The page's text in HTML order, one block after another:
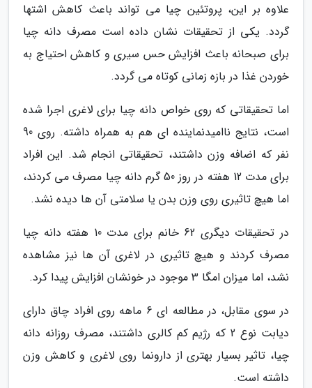
علاوه بر این، پروتئین چیا می تواند باعث کاهش اشتها
گردد. یکی از تحقیقات نشان داده است مصرف دانه چیا
برای صبحانه باعث افزایش حس سیری و کاهش احتیاج به
خوردن غذا در بازه زمانی کوتاه می گردد.
اما تحقیقاتی که روی خواص دانه چیا برای لاغری اجرا شده
است، نتایج ناامیدنماینده ای هم به همراه داشته. روی 90
نفر که اضافه وزن داشتند، تحقیقاتی انجام شد. این افراد
برای مدت 12 هفته در روز 50 گرم دانه چیا مصرف می کردند،
اما هیچ تاثیری روی وزن بدن یا سلامتی آن ها دیده نشد.
در تحقیقات دیگری 62 خانم برای مدت 10 هفته دانه چیا
مصرف کردند و هیچ تاثیری در لاغری آن ها نیز مشاهده
نشد، اما میزان امگا 3 موجود در خونشان افزایش پیدا کرد.
در سوی مقابل، در مطالعه ای 6 ماهه روی افراد چاق دارای
دیابت نوع 2 که رژیم کم کالری داشتند، مصرف روزانه دانه
چیا، تاثیر بسیار بهتری از دارونما روی لاغری و کاهش وزن
داشته است.